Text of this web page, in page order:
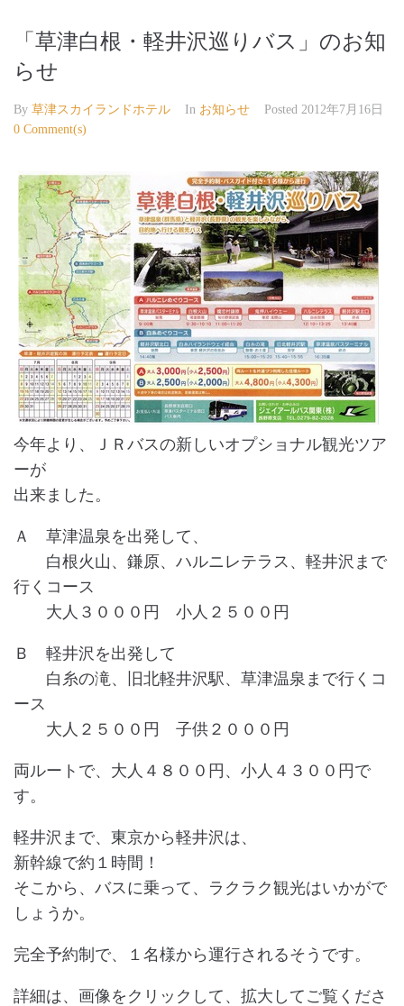
「草津白根・軽井沢巡りバス」のお知
らせ
By 草津スカイランドホテル In お知らせ Posted 2012年7月16日
0 Comment(s)
今年より、ＪＲバスの新しいオプショナル観光ツア
ーが
出来ました。
Ａ 草津温泉を出発して、
白根火山、鎌原、ハルニレテラス、軽井沢まで
行くコース
大人３０００円 小人２５００円
Ｂ 軽井沢を出発して
白糸の滝、旧北軽井沢駅、草津温泉まで行くコ
ース
大人２５００円 子供２０００円
両ルートで、大人４８００円、小人４３００円で
す。
軽井沢まで、東京から軽井沢は、
新幹線で約１時間！
そこから、バスに乗って、ラクラク観光はいかがで
しょうか。
完全予約制で、１名様から運行されるそうです。
詳細は、画像をクリックして、拡大してご覧くださ